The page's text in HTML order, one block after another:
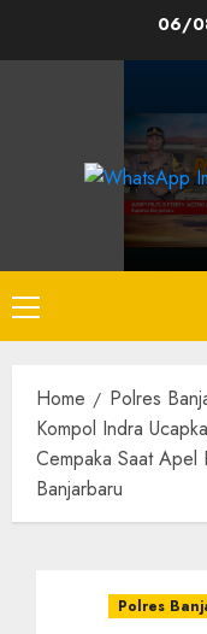
06/
Home
Polres
Kompol Indra
Cempaka Saat Apel
Banjarbaru
Polres